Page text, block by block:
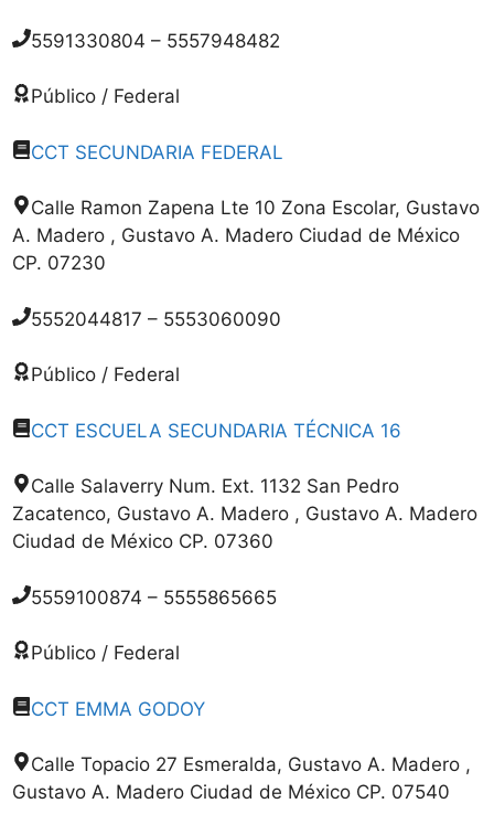
5591330804 – 5557948482
Público / Federal
CCT SECUNDARIA FEDERAL
Calle Ramon Zapena Lte 10 Zona Escolar, Gustavo
A. Madero , Gustavo A. Madero Ciudad de México
CP. 07230
5552044817 – 5553060090
Público / Federal
CCT ESCUELA SECUNDARIA TÉCNICA 16
Calle Salaverry Num. Ext. 1132 San Pedro
Zacatenco, Gustavo A. Madero , Gustavo A. Madero
Ciudad de México CP. 07360
5559100874 – 5555865665
Público / Federal
CCT EMMA GODOY
Calle Topacio 27 Esmeralda, Gustavo A. Madero ,
Gustavo A. Madero Ciudad de México CP. 07540